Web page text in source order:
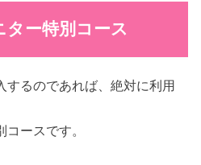
ター特別コース
するのであれば、絶対に利用
ースです。